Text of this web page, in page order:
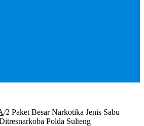
/2 Paket Besar Narkotika Jenis Sabu
Polda Sulteng